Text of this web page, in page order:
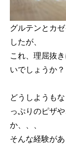
グルテンとカ
したが、
これ、理屈抜
いでしょうか？
どうしようも
っぷりのピザ
か、、、
そんな経験が